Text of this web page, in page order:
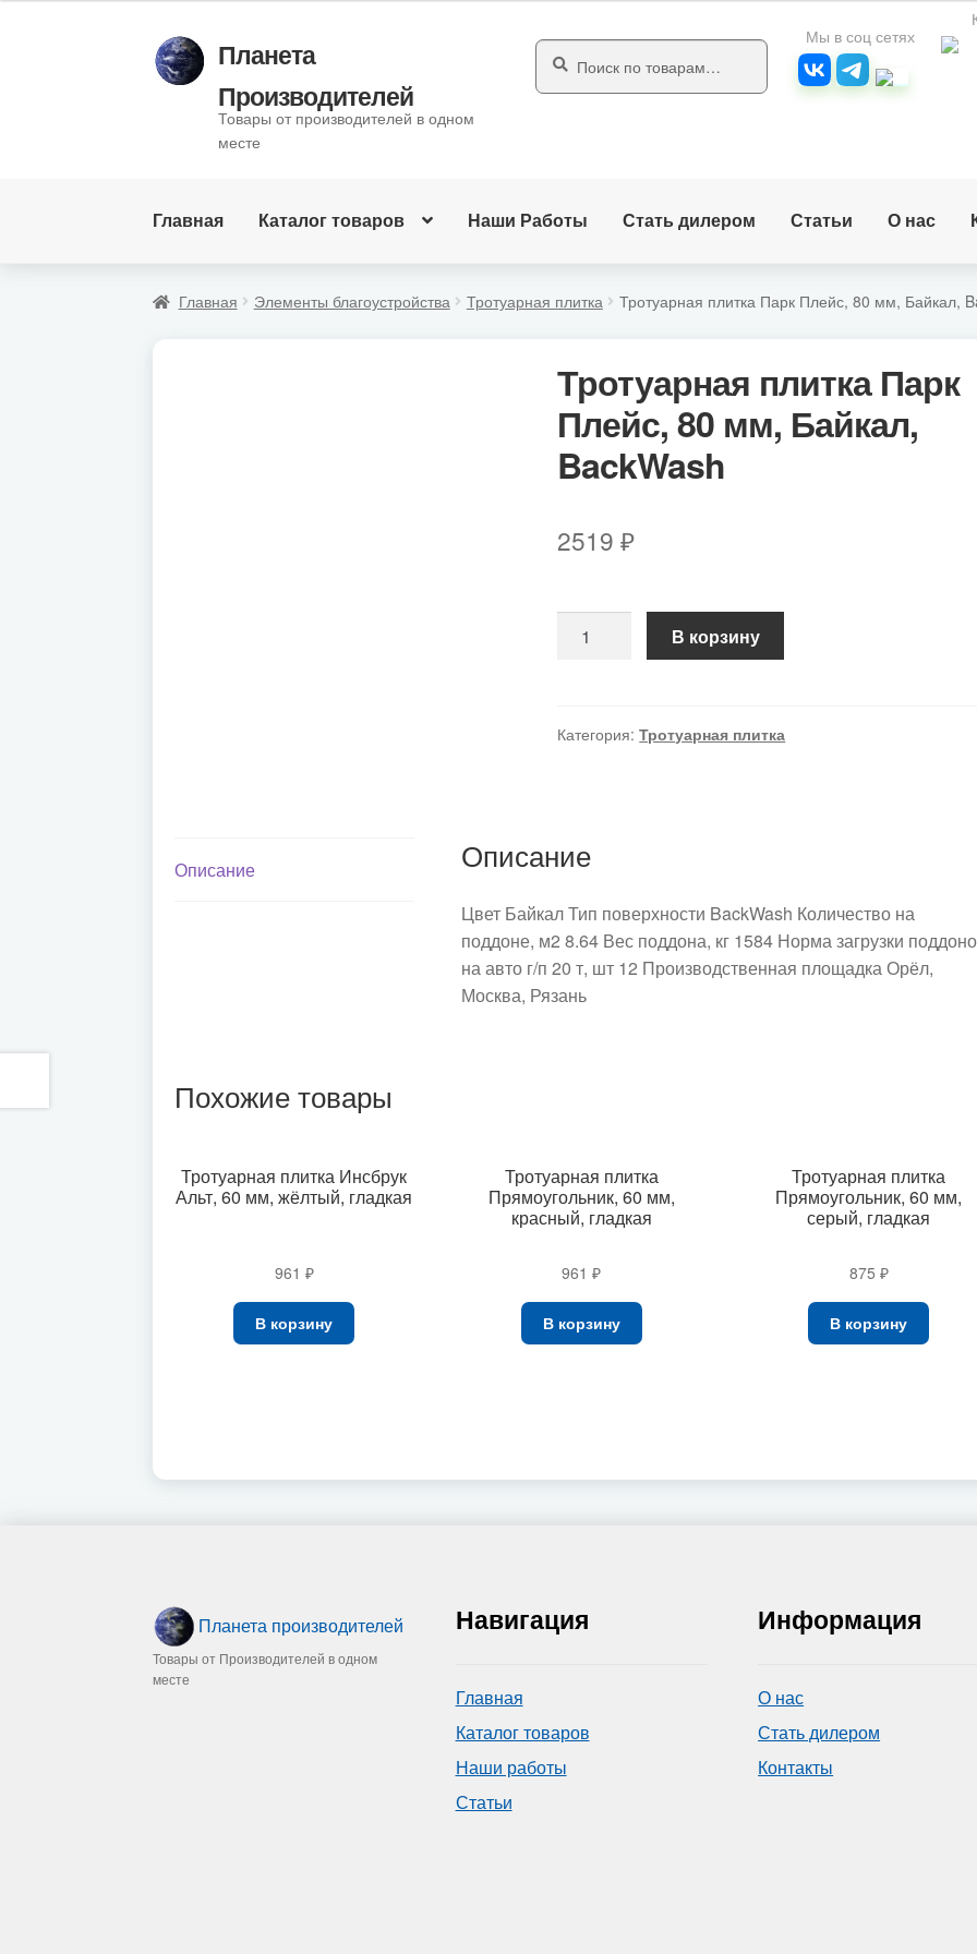
Перейти
навигации
Перейти
содержимому
Планета
Производителей
Товары от производителей в одном
месте
Искать:
Поиск
Мы в соц сетях
Главная Каталог товаров Наши Работы Стать дилером Статьи О нас
Главная Элементы благоустройства Тротуарная плитка Тротуарная плитка Парк Плейс, 80 мм, Байкал,
Тротуарная плитка Парк
Плейс, 80 мм, Байкал,
BackWash
2519₽
товара
Парк
BackWash
В корзину
Категория:Тротуарная плитка
Описание Описание
Цвет Байкал Тип поверхности BackWash Количество на
поддоне, м2 8.64 Вес поддона, кг 1584 Норма загрузки
на авто г/п 20 т, шт 12 Производственная площадка Орёл,
Москва, Рязань
Похожие товары
Тротуарная плитка Инсбрук
Альт, 60 мм, жёлтый, гладкая
961 ₽
В корзину
Тротуарная плитка
Прямоугольник, 60 мм,
красный, гладкая
961₽
В корзину
Тротуарная плитка
Прямоугольник, 60 мм,
серый, гладкая
875 ₽
В корзину
Планета производителей
Товары от Производителей в одном
месте
Навигация
Главная
Каталог товаров
Наши работы
Статьи
Информация
О нас
Стать дилером
Контакты